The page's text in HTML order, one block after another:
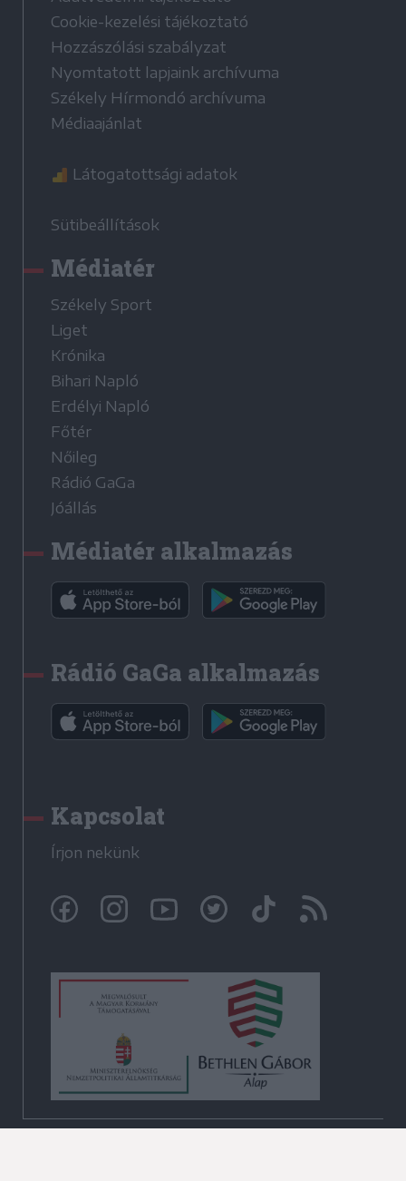
Cookie-kezelési tájékoztató
Hozzászólási szabályzat
Nyomtatott lapjaink archívuma
Székely Hírmondó archívuma
Médiaajánlat
Látogatottsági adatok
Sütibeállítások
Médiatér
Székely Sport
Liget
Krónika
Bihari Napló
Erdélyi Napló
Főtér
Nőileg
Rádió GaGa
Jóállás
Médiatér alkalmazás
Rádió GaGa alkalmazás
Kapcsolat
Írjon nekünk